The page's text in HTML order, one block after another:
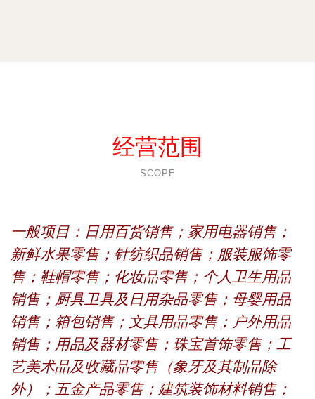
经营范围
SCOPE
一般项目：日用百货销售；家用电器销售；
新鲜水果零售；针纺织品销售；服装服饰零
售；鞋帽零售；化妆品零售；个人卫生用品
销售；厨具卫具及日用杂品零售；母婴用品
销售；箱包销售；文具用品零售；户外用品
销售；用品及器材零售；珠宝首饰零售；工
艺美术品及收藏品零售（象牙及其制品除
外）；五金产品零售；建筑装饰材料销售；